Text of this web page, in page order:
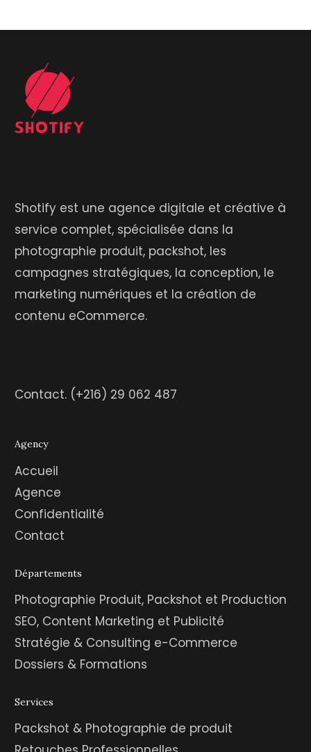
Shotify est une agence digitale et créative à
service complet, spécialisée dans la
photographie produit, packshot, les
campagnes stratégiques, la conception, le
marketing numériques et la création de
contenu eCommerce.
Contact. (+216) 29 062 487
Agency
Accueil
Agence
Confidentialité
Contact
Départements
Photographie Produit, Packshot et Production
SEO, Content Marketing et Publicité
Stratégie & Consulting e-Commerce
Dossiers & Formations
Services
Packshot & Photographie de produit